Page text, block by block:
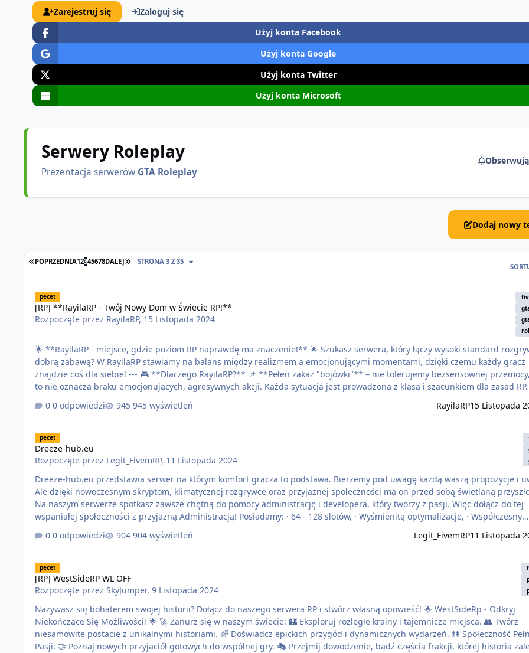
Zarejestruj się
Zaloguj się
Użyj konta Facebook
Użyj konta Google
Użyj konta Twitter
Użyj konta Microsoft
Serwery Roleplay
Prezentacja serwerów GTA Roleplay
Dodaj nowy
POPRZEDNIA12345678DALEJ STRONA 3 Z 35
pecet
[RP] **RayilaRP - Twój Nowy Dom w Świecie RP!**
Rozpoczęte przez RayilaRP, 15 Listopada 2024
🌟 **RayilaRP - miejsce, gdzie poziom RP naprawdę ma znaczenie!** 🌟 Szukasz serwera, który łączy wysoki standard rozgrywki z
dobrą zabawą? W RayilaRP stawiamy na balans między realizmem a emocjonującymi momentami, dzięki czemu każdy gracz
znajdzie coś dla siebie! --- 🎮 **Dlaczego RayilaRP?** 📌 **Pełen zakaz "bojówki"** – nie tolerujemy bezsensownej przemocy, ale
to nie oznacza braku emocjonujących, agresywnych akcji. Każda sytuacja jest prowadzona z klasą i szacunkiem dla zasad RP. 📌
**Chcesz zostać burmistrzem?** – Tak, to u nas możliwe! Zostań liderem miasta, zarządzaj budżetem i decyduj, jakie
otrzymają służby publiczne, takie jak polic…
0 odpowiedzi 945 wyświetleń RayilaRP15 Listopada
pecet
Dreeze-hub.eu
Rozpoczęte przez Legit_FivemRP, 11 Listopada 2024
Dreeze-hub.eu przedstawia serwer na którym komfort gracza to podstawa. Bierzemy pod uwagę każdą waszą propozycje i
Ale dzięki nowoczesnym skryptom, klimatycznej rozgrywce oraz przyjaznej społeczności ma on przed sobą świetlaną
Na naszym serwerze spotkasz zawsze chętną do pomocy administrację i developera, który tworzy z pasji. Więc dołącz do tej
wspaniałej społeczności z przyjazną Administracją! Posiadamy: · 64 - 128 slotów, · Wyśmienitą optymalizacje, · Współczesny
narkotyków i napadów, · Obfity wybór …
0 odpowiedzi 904 wyświetleń Legit_FivemRP11 Listopada
pecet
[RP] WestSideRP WL OFF
Rozpoczęte przezSkyJumper,9 Listopada 2024
Nazywasz się bohaterem swojej historii? Dołącz do naszego serwera RP i stwórz własną opowieść! 🌟 WestSideRp - Odkryj
Niekończące Się Możliwości! 🌟 🚀 Zanurz się w naszym świecie: 🏰 Eksploruj rozległe krainy i tajemnicze miejsca. 👥 Twórz
niesamowite postacie z unikalnymi historiami. 🌈 Doświadcz epickich przygód i dynamicznych wydarzeń. 👫 Społeczność Pełna
Pasji: 🤝 Poznaj nowych przyjaciół gotowych do wspólnej gry. 🎭 Przejmij dowodzenie, bądź częścią frakcji, której historia zależy od